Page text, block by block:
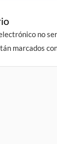
no
marcados